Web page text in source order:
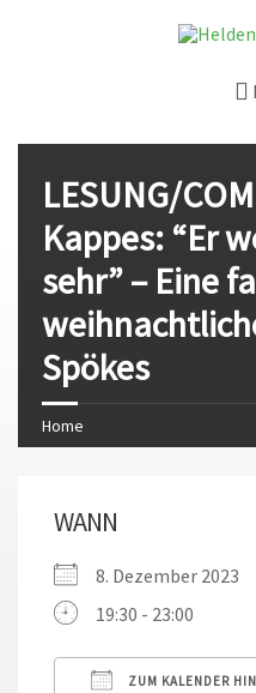
LESUNG/
Kappes: “Er
sehr” – Eine
Spökes
Home
WANN
8. Dezember 2023
19:30 - 23:00
ZUM KALENDER